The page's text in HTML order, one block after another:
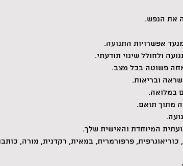
את הנפש.
אפשרויות התנועה.
ולחולל שינוי תודעתי.
פשוטה בכל מצב.
ובריאות.
במלואה.
מתוך תואם.
המיוחדת והאישית שלך.
כוריאוגרפית, פרפורמרית, במאית, רקדנית, מורה,